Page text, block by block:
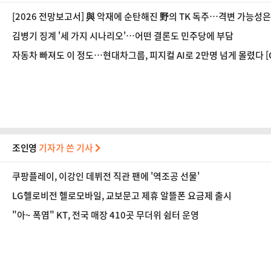
[2026 전망보고서] 與 악재에 순탄해진 野의 TK 독주…격변 가능성은
김병기 징계 '세 가지 시나리오'…어떤 결론도 민주당에 부담
자동차 빠져도 이 정도…현대차그룹, 피지컬 AI로 2만명 넘게 몰렸다
조인영 기자가 쓴 기사
쿠팡플레이, 이강인 데뷔전 직관 팬에 '역조공 선물'
LG헬로비전 헬로모바일, 교보문고 제휴 알뜰폰 요금제 출시
"아~ 폭염" KT, 전국 매장 410곳 무더위 쉼터 운영